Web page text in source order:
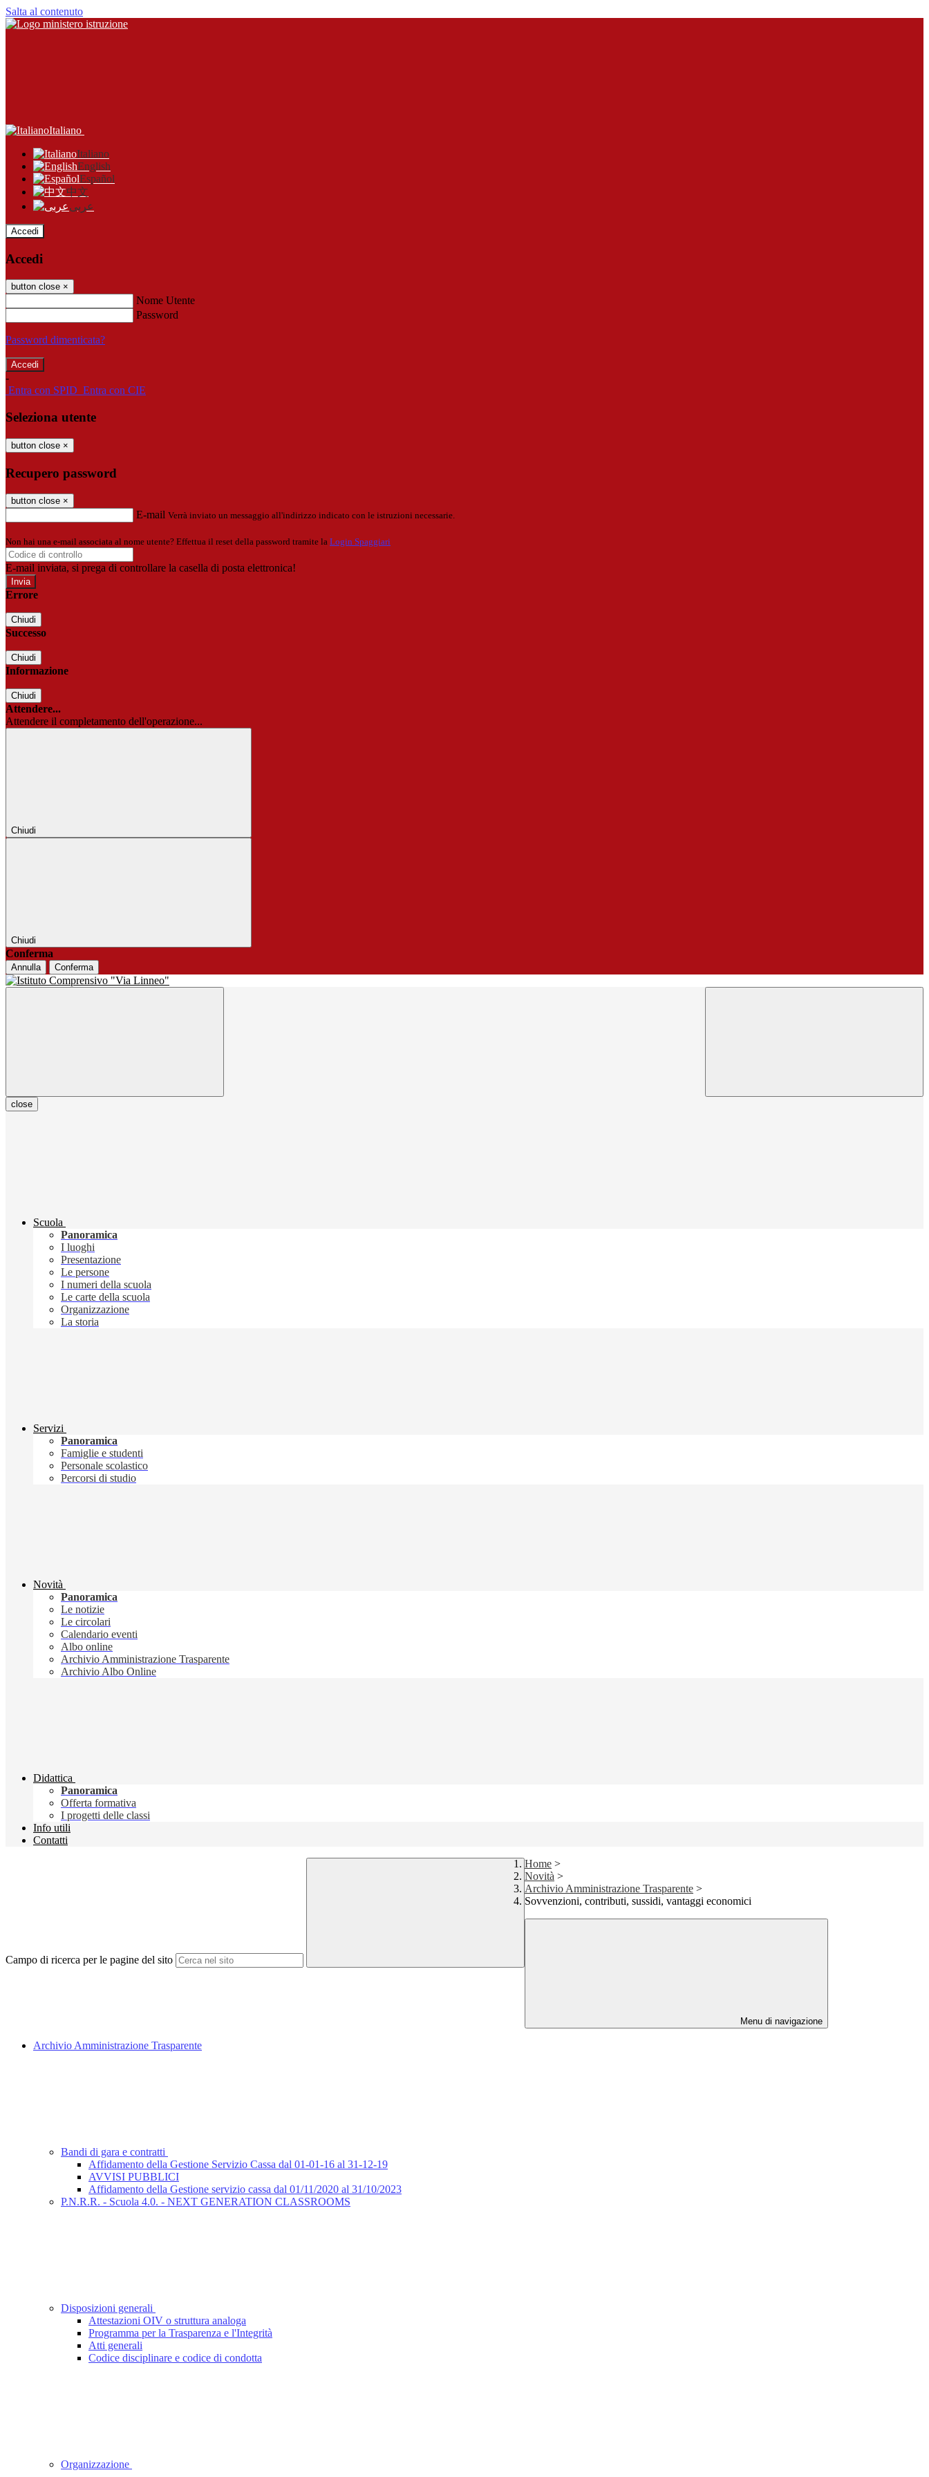
Salta al contenuto
Italiano
Italiano
English
Español
中文
عربى
Accedi
Accedi
button close ×
Nome Utente
Password
Password dimenticata?
-
Entra con SPID Entra con CIE
Seleziona utente
button close ×
Recupero password
button close ×
E-mail Verrà inviato un messaggio all'indirizzo indicato con le istruzioni necessarie.
Non hai una e-mail associata al nome utente? Effettua il reset della password tramite la Login Spaggiari
E-mail inviata, si prega di controllare la casella di posta elettronica!
Errore
Chiudi
Successo
Chiudi
Informazione
Chiudi
Attendere...
Attendere il completamento dell'operazione...
Chiudi
Chiudi
Conferma
Annulla Conferma
close
Scuola
Panoramica
I luoghi
Presentazione
Le persone
I numeri della scuola
Le carte della scuola
Organizzazione
La storia
Servizi
Panoramica
Famiglie e studenti
Personale scolastico
Percorsi di studio
Novità
Panoramica
Le notizie
Le circolari
Calendario eventi
Albo online
Archivio Amministrazione Trasparente
Archivio Albo Online
Didattica
Panoramica
Offerta formativa
I progetti delle classi
Info utili
Contatti
Campo di ricerca per le pagine del sito
Home >
Novità >
Archivio Amministrazione Trasparente >
Sovvenzioni, contributi, sussidi, vantaggi economici
Menu di navigazione
Archivio Amministrazione Trasparente
Bandi di gara e contratti
Affidamento della Gestione Servizio Cassa dal 01-01-16 al 31-12-19
AVVISI PUBBLICI
Affidamento della Gestione servizio cassa dal 01/11/2020 al 31/10/2023
P.N.R.R. - Scuola 4.0. - NEXT GENERATION CLASSROOMS
Disposizioni generali
Attestazioni OIV o struttura analoga
Programma per la Trasparenza e l'Integrità
Atti generali
Codice disciplinare e codice di condotta
Organizzazione